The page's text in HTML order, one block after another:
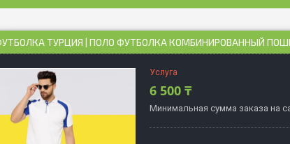
ТУРЦИЯ | ПОЛО ФУТБОЛКА КОМБИНИРОВАННЫЙ
Услуга
6 500 ₸
Минимальная сумма заказа на